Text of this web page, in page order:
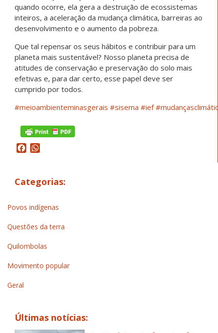
quando ocorre, ela gera a destruição de ecossistemas
inteiros, a aceleração da mudança climática, barreiras ao
desenvolvimento e o aumento da pobreza.⁣⠀
⁣Que tal repensar os seus hábitos e contribuir para um
planeta mais sustentável? Nosso planeta precisa de
atitudes de conservação e preservação do solo mais
efetivas e, para dar certo, esse papel deve ser
cumprido por todos.
#meioambienteminasgerais #sisema #ief
Facebook
Categorias:
Povos indígenas
Questões da terra
Quilombolas
Movimento popular
Geral
Últimas notícias: